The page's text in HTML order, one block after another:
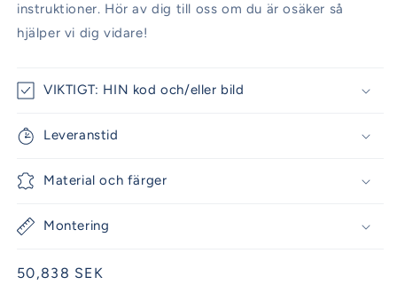
instruktioner. Hör av dig till oss om du är osäker så
hjälper vi dig vidare!
VIKTIGT: HIN kod och/eller bild
Leveranstid
Material och färger
Montering
Ordinarie
50,838 SEK